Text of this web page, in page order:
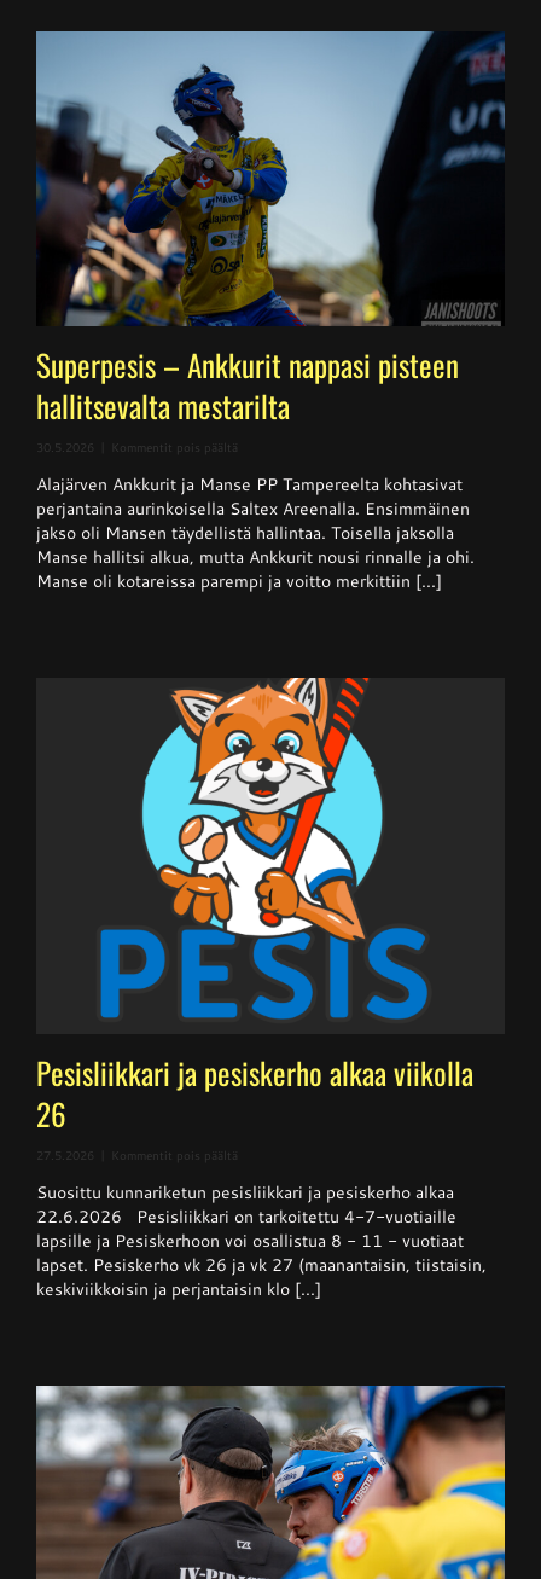
Superpesis – Ankkurit nappasi pisteen
hallitsevalta mestarilta
30.5.2026 Kommentit pois päältä
–
Ankkurit
nappasi
pisteen
hallitsevalta
mestarilta
Alajärven Ankkurit ja Manse PP Tampereelta kohtasivat
perjantaina aurinkoisella Saltex Areenalla. Ensimmäinen
jakso oli Mansen täydellistä hallintaa. Toisella jaksolla
Manse hallitsi alkua, mutta Ankkurit nousi rinnalle ja ohi.
Manse oli kotareissa parempi ja voitto merkittiin [...]
Pesisliikkari ja pesiskerho alkaa viikolla
26
27.5.2026 Kommentit pois päältä
ja
pesiskerho
alkaa
viikolla
26
Suosittu kunnariketun pesisliikkari ja pesiskerho alkaa
22.6.2026 Pesisliikkari on tarkoitettu 4-7-vuotiaille
lapsille ja Pesiskerhoon voi osallistua 8 - 11 - vuotiaat
lapset. Pesiskerho vk 26 ja vk 27 (maanantaisin, tiistaisin,
keskiviikkoisin ja perjantaisin klo [...]